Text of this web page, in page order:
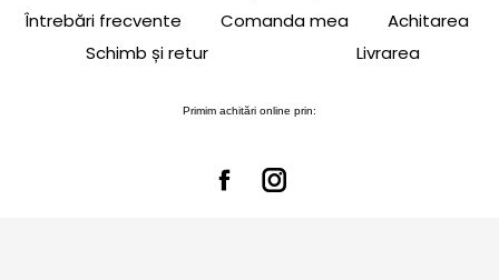
Întrebări frecvente
Comanda mea
Achitarea
Schimb și retur
Livrarea
Primim achitări online prin: